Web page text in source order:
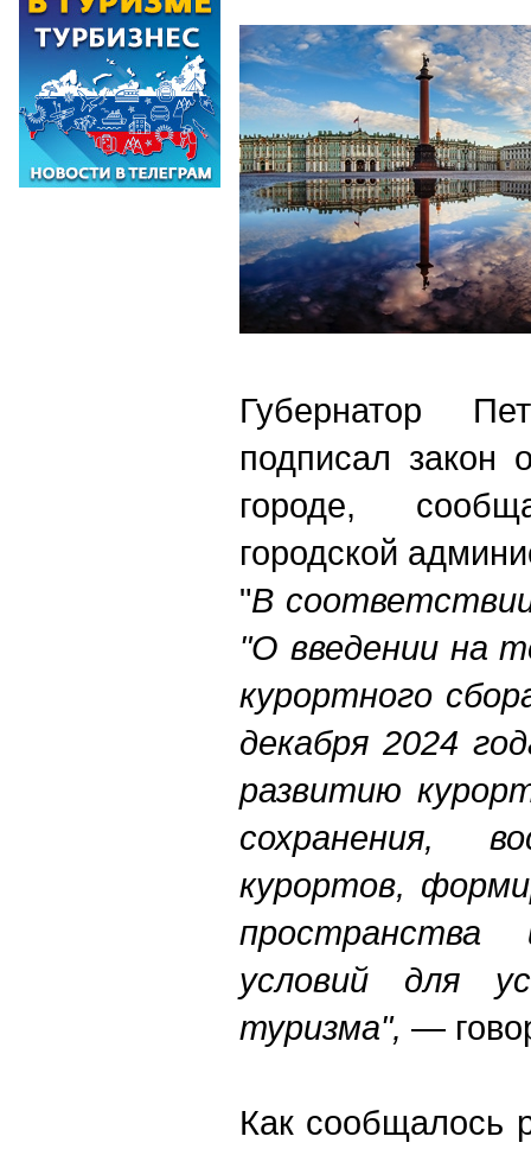
Губернатор
подписал закон
городе,
городской
"В
"О введении на
курортного
декабря 2024
развитию
сохранения,
курортов,
пространства
условий для
туризма", —
Как сообщалось